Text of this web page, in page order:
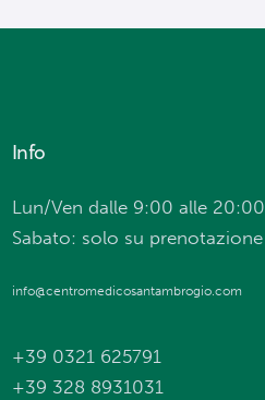
Info
Lun/Ven dalle 9:00 alle 20:00
Sabato: solo su prenotazione
info@centromedicosantambrogio.com
+39 0321 625791
+39 328 8931031